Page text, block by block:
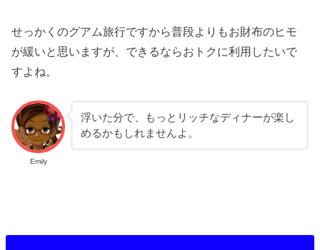
せっかくのグアム旅行ですから普段よりもお財布のヒモ
が緩いと思いますが、できるならおトクに利用したいで
すよね。
Emily
浮いた分で、もっとリッチなディナーが楽し
めるかもしれませんよ。